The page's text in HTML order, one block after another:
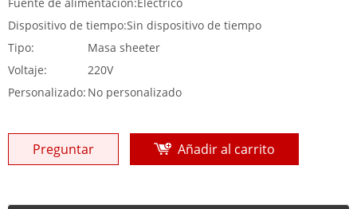
Dispositivo de tiempo:Sin dispositivo de tiempo
Tipo:
Masa sheeter
Voltaje:
220V
Personalizado: No personalizado
Preguntar Añadir al carrito